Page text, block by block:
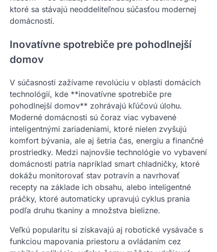
ktoré sa stávajú neoddeliteľnou súčasťou modernej
domácnosti.
Inovatívne spotrebiče pre pohodlnejší
domov
V súčasnosti zažívame revolúciu v oblasti domácich
technológií, kde **inovatívne spotrebiče pre
pohodlnejší domov** zohrávajú kľúčovú úlohu.
Moderné domácnosti sú čoraz viac vybavené
inteligentnými zariadeniami, ktoré nielen zvyšujú
komfort bývania, ale aj šetria čas, energiu a finančné
prostriedky. Medzi najnovšie technológie vo vybavení
domácnosti patria napríklad smart chladničky, ktoré
dokážu monitorovať stav potravín a navrhovať
recepty na základe ich obsahu, alebo inteligentné
práčky, ktoré automaticky upravujú cyklus prania
podľa druhu tkaniny a množstva bielizne.
Veľkú popularitu si získavajú aj robotické vysávače s
funkciou mapovania priestoru a ovládaním cez